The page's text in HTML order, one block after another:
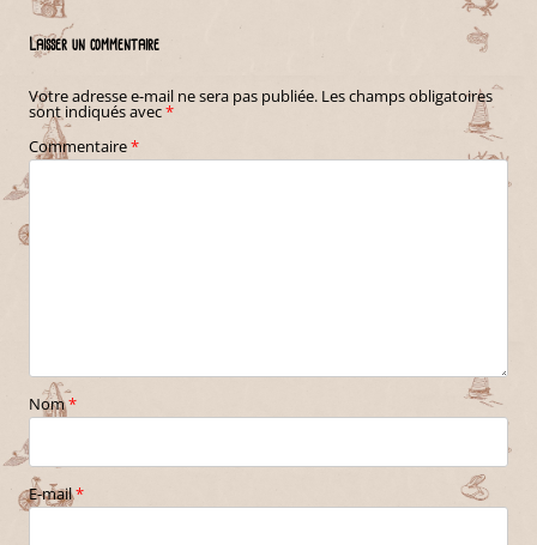
Laisser un commentaire
Votre adresse e-mail ne sera pas publiée. Les champs obligatoires
sont indiqués avec*
Commentaire*
Nom*
E-mail*